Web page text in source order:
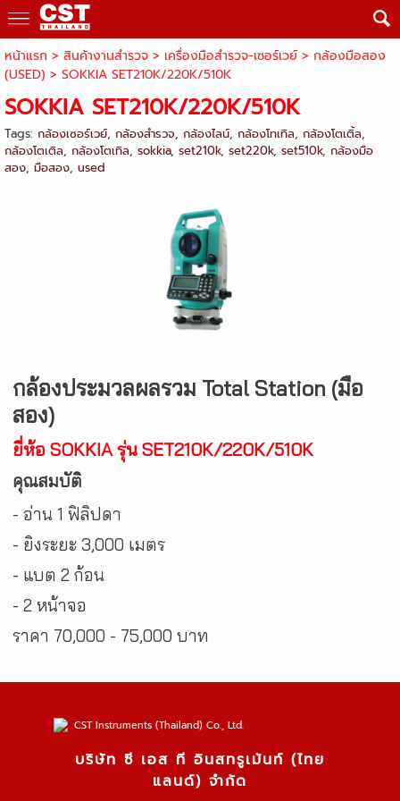
หน้าแรก > สินค้างานสำรวจ > เครื่องมือสำรวจ-เซอร์เวย์> กล้องมือสอง
(USED) > SOKKIA SET210K/220K/510K
SOKKIA SET210K/220K/510K
Tags: กล้องเซอร์เวย์, กล้องสำรวจ, กล้องไลน์, กล้องโทเทิล, กล้องโตเติ้ล,
กล้องโตเติล, กล้องโตเทิล, sokkia, set210k, set220k, set510k, กล้องมือ
สอง, มือสอง, used
กล้องประมวลผลรวม Total Station (มือ
สอง)
ยี่ห้อ SOKKIA รุ่น SET210K/220K/510K
คุณสมบัติ
- อ่าน 1 ฟิลิปดา
- ยิงระยะ 3,000 เมตร
- แบต 2 ก้อน
- 2 หน้าจอ
ราคา 70,000 - 75,000 บาท
บริษัท ซี เอส ที อินสทรูเม้นท์ (ไทย
แลนด์) จำกัด